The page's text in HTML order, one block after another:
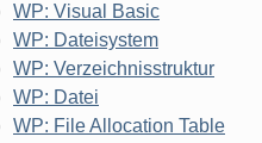
WP: Visual Basic
WP: Dateisystem
WP: Verzeichnisstruktur
WP: Datei
WP: File Allocation Table